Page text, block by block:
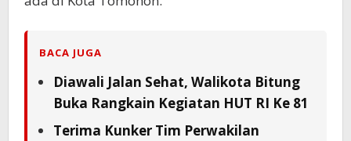
BACA JUGA
Diawali Jalan Sehat, Walikota Bitung
Buka Rangkain Kegiatan HUT RI Ke 81
Terima Kunker Tim Perwakilan